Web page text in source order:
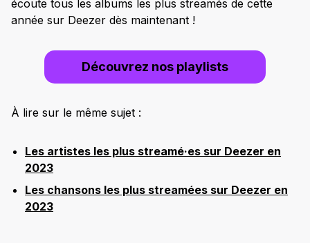
écoute tous les albums les plus streamés de cette
année sur Deezer dès maintenant !
Découvrez nos playlists
À lire sur le même sujet :
Les artistes les plus streamé·es sur Deezer en
2023
Les chansons les plus streamées sur Deezer en
2023